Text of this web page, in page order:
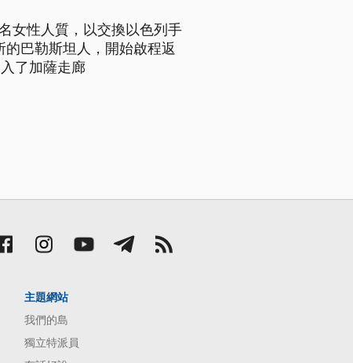
女性人質，以交換以色列手
巴勒斯坦人，開始啟程返
了加薩走廊
主題網站
我們的島
獨立特派員